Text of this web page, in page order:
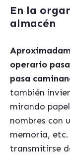
En la
almacén
operario
pasa
también
mirando
nombres con
memoria, etc.
transmitirse